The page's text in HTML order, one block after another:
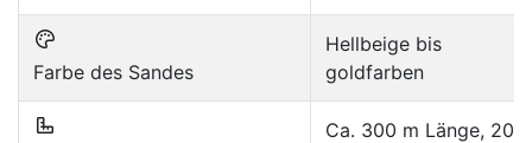
Farbe des Sandes
Hellbeige bis
goldfarben
Ca. 300 m Länge, 20–